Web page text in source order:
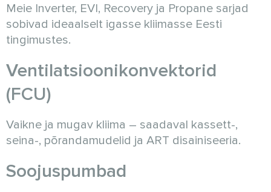
Meie Inverter, EVI, Recovery ja Propane sarjad
sobivad ideaalselt igasse kliimasse Eesti
tingimustes.
Ventilatsioonikonvektorid
(FCU)
Vaikne ja mugav kliima – saadaval kassett-,
seina-, põrandamudelid ja ART disainiseeria.
Soojuspumbad